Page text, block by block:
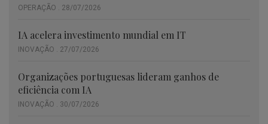
OPERAÇÃO . 28/07/2026
IA acelera investimento mundial em IT
INOVAÇÃO . 27/07/2026
Organizações portuguesas lideram ganhos de
eficiência com IA
INOVAÇÃO . 30/07/2026